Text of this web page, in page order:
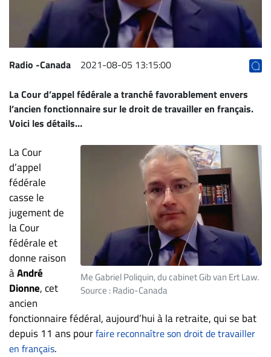
EMPLOIS
AVOCATS
JURISTES
Offres
Formation
Continue
Métiers
Scoop?
CABINETS
ET
ENTREPRISES
Espace
entreprises
Page
entreprises
Publier
Radio -Canada 2021-08-05 13:15:00
La Cour d’appel fédérale a tranché favorablement envers
l’ancien fonctionnaire sur le droit de travailler en français.
Voici les détails…
Me Gabriel Poliquin, du cabinet Gib van Ert Law.
Source : Radio-Canada
La Cour
d’appel
fédérale
casse le
jugement de
la Cour
fédérale et
donne raison
àAndré
Dionne, cet
ancien
fonctionnaire fédéral, aujourd’hui à la retraite, qui se bat
depuis 11 ans pourfaire reconnaître son droit de travailler
en français.